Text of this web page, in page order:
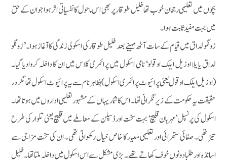
بچوں میں تعلیمی رجحان خوب تھا خلیل طوقار پر بھی اس ماحول کا نفسیاتی اثرہوا جو ان کے حق
میں بہت مفید ثابت ہوا۔
زونگو لداق میں قیام کے سات آٹھ مہینے بعد خلیل طوقار کی اسکولی زندگی کا آغاز ہوا۔ ’زونگو
لداق یا یلا اوزیل ایلک اوقولو‘ نامی اسکول میں پرائمری کلاس میں ان کا داخلہ کروادیا گیا۔
(اوزیل ایلک اوقول یعنی پرائیوٹ پرائمری اسکول)بظاہر نام سے یہ پرائیوٹ اسکول تھا مگر در
حقیقت یہ حکومت کے زیر نگرانی تھا۔ اس کا شمار یہاں کے مشہور تعلیمی اداروں میں ہوتا تھا۔
اسکول کی پرنسپل ’مہربان قلیچ‘ بہت سخت اور ڈسپلن کے معاملے میں قلیچ یعنی تلوار کی طرح
تیز تھی۔ صفائی ستھرائی اور تعلیمی معیار کا خاص خیال رکھواتی تھی۔ ان کی سخت مزاجی سے
اساتذہ اور طلبا دونوں خوف کھاتے تھے۔ بڑی مشکل سے اس اسکول میں داخلہ ملتاتھا۔خلیل